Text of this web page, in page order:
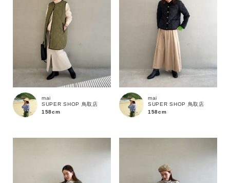
カラー
mai
SUPER SHOP 鳥取店
158cm
mai
SUPER SHOP 鳥取店
158cm